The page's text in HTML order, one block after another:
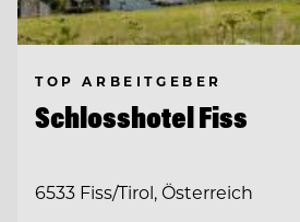
TOP ARBEITGEBER
Schlosshotel Fiss
6533 Fiss/Tirol, Österreich